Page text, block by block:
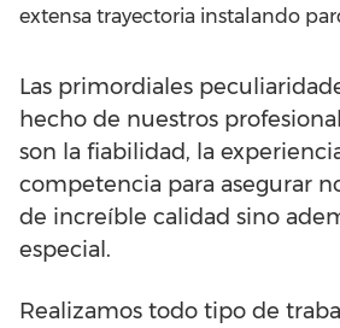
extensa trayectoria instalando
Las primordiales
hecho de nuestros
son la fiabilidad, la
competencia para asegurar
de increíble calidad sino
especial.
Realizamos todo tipo de